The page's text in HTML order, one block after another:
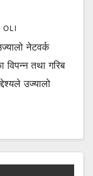
OLI
नेटवर्क
विपन्न तथा गरिब
उज्यालो